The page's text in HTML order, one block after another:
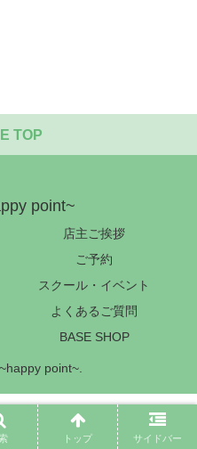
TOP
point~
店主ご挨拶
ご予約
スクール・イベント
よくあるご質問
BASE SHOP
point~.
トップ サイドバー